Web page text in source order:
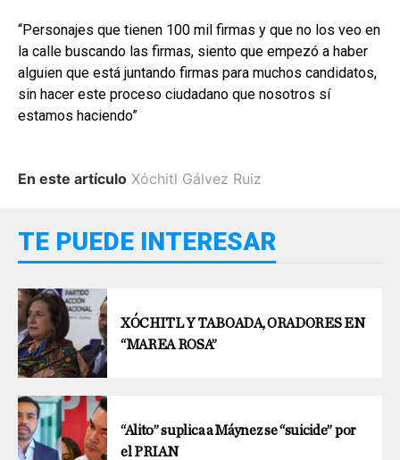
“Personajes que tienen 100 mil firmas y que no los veo en
la calle buscando las firmas, siento que empezó a haber
alguien que está juntando firmas para muchos candidatos,
sin hacer este proceso ciudadano que nosotros sí
estamos haciendo”
En este artículo Xóchitl Gálvez Ruiz
TE PUEDE INTERESAR
XÓCHITL Y TABOADA, ORADORES EN
“MAREA ROSA”
“Alito” suplica a Máynez se “suicide” por
el PRIAN